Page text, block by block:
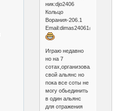
ник:djo2406
Кольцо
Ворания-206.1
Email:dimas24061@yandex.ru
Играю недавно
но на 7
сотах,организовал
свой альянс но
пока все соты не
могу обьединить
в один альянс
для отражения